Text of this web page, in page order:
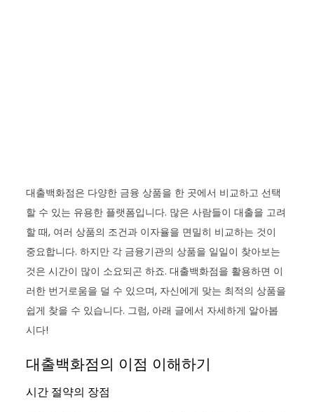
대출백화점은 다양한 금융 상품을 한 곳에서 비교하고 선택
할 수 있는 유용한 플랫폼입니다. 많은 사람들이 대출을 고려
할 때, 여러 상품의 조건과 이자율을 면밀히 비교하는 것이
중요합니다. 하지만 각 금융기관의 상품을 일일이 찾아보는
것은 시간이 많이 소요되곤 하죠. 대출백화점을 활용하면 이
러한 번거로움을 덜 수 있으며, 자신에게 맞는 최적의 상품을
쉽게 찾을 수 있습니다. 그럼, 아래 글에서 자세하게 알아봅
시다!
대출백화점의 이점 이해하기
시간 절약의 장점